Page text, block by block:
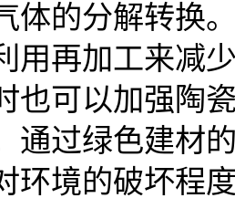
体的分解转换
用再加工来减
也可以加强陶
通过绿色建材
环境的破坏程